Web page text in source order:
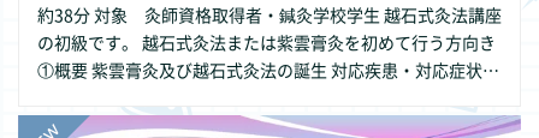
約38分 対象 灸師資格取得者・鍼灸学校学生 越石式灸法講座
の初級です。 越石式灸法または紫雲膏灸を初めて行う方向き
①概要 紫雲膏灸及び越石式灸法の誕生 対応疾患・対応症状
ーシックコースの一部 受講済みの方には復習となります。